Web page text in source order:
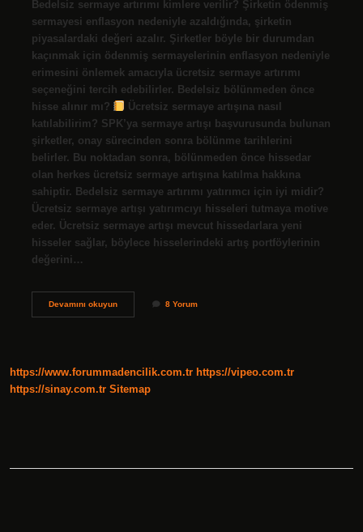
Bedelsiz sermaye artırımı kimlere verilir? Şirketin ödenmiş
sermayesi enflasyon nedeniyle azaldığında, şirketin
piyasalardaki değeri azalır. Şirketler böyle bir durumdan
kaçınmak için ödenmiş sermayelerinin enflasyon nedeniyle
erimesini önlemek amacıyla ücretsiz sermaye artırımı
seçeneğini tercih edebilirler. Bedelsiz bölünmeden önce
hisse alınır mı?
Ücretsiz sermaye artışına nasıl
katılabilirim? SPK’ya sermaye artışı başvurusunda bulunan
şirketler, onay sürecinden sonra bölünme tarihlerini
belirler. Bu noktadan sonra, bölünmeden önce hissedar
olan herkes ücretsiz sermaye artışına katılma hakkına
sahiptir. Bedelsiz sermaye artırımı yatırımcı için iyi midir?
Ücretsiz sermaye artışı yatırımcıyı hisseleri tutmaya motive
eder. Ücretsiz sermaye artışı mevcut hissedarlara yeni
hisseler sağlar, böylece hisselerindeki artış portföylerinin
değerini…
Devamını okuyunBedelsiz
8 Yorum
https://www.forummadencilik.com.tr https://vipeo.com.tr
https://sinay.com.tr Sitemap